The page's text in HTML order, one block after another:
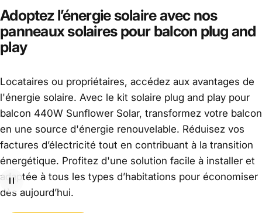
Installezsurvotrebalcon
enseulement15minutes
Ce kit solaire comprend tout le matériel pour réaliser une
installation simple et rapide en toute sécurité grâce à votre
prise électrique, sans travaux complexes ni intervention d’un
professionnel.
Adoptez l’énergie solaire avec nos
panneaux solaires pour balcon plug and
play
Locataires ou propriétaires, accédez aux avantages de
l'énergie solaire. Avec le kit solaire plug and play pour
balcon 440W Sunflower Solar, transformez votre balcon
en une source d'énergie renouvelable. Réduisez vos
factures d’électricité tout en contribuant à la transition
énergétique. Profitez d'une solution facile à installer et
adaptée à tous les types d’habitations pour économiser
dès aujourd’hui.